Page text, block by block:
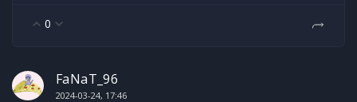
0
FaNaT_96
2024-03-24, 17:46